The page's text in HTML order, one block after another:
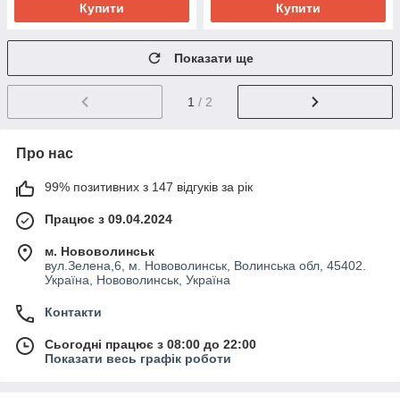
Купити Купити
Показати ще
1 / 2
Про нас
99% позитивних з 147 відгуків за рік
Працює з 09.04.2024
м. Нововолинськ
вул.Зелена,6, м. Нововолинськ, Волинська обл, 45402.
Україна, Нововолинськ, Україна
Контакти
Сьогодні працює з 08:00 до 22:00
Показати весь графік роботи